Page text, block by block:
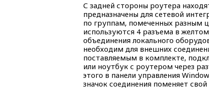
С задней стороны роутера
предназначены для сетевой
по группам, помеченных разным
используются 4 разъема в
объединения локального
необходим для внешних
поставляемым в комплекте,
или ноутбук с роутером через
этого в панели управления
значок соединения поменяет